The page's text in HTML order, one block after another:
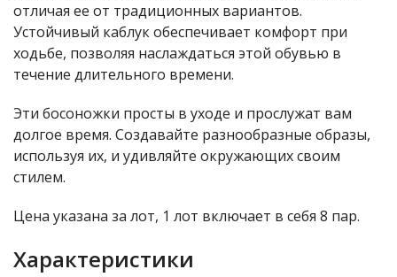
отличая ее от традиционных вариантов.
Устойчивый каблук обеспечивает комфорт при
ходьбе, позволяя наслаждаться этой обувью в
течение длительного времени.
Эти босоножки просты в уходе и прослужат вам
долгое время. Создавайте разнообразные образы,
используя их, и удивляйте окружающих своим
стилем.
Цена указана за лот, 1 лот включает в себя 8 пар.
Характеристики